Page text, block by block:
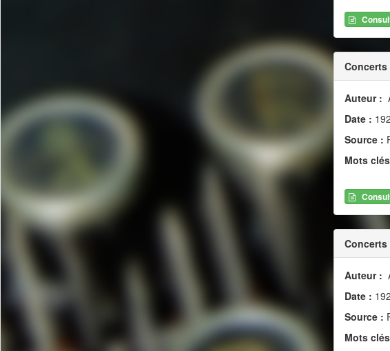
Auteur :
Date :
Source :
Mots
Auteur :
Date :
Source :
Mots